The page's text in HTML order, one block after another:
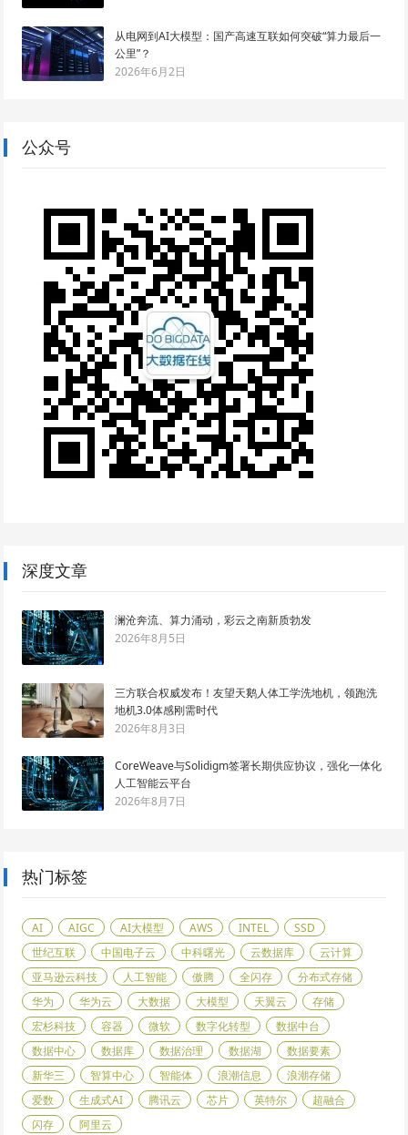
从电网到AI大模型：国产高速互联如何突破“算力最后一
公里”？
2026年6月2日
公众号
深度文章
澜沧奔流、算力涌动，彩云之南新质勃发
2026年8月5日
三方联合权威发布！友望天鹅人体工学洗地机，领跑洗
地机3.0体感刚需时代
2026年8月3日
CoreWeave与Solidigm签署长期供应协议，强化一体化
人工智能云平台
2026年8月7日
热门标签
AI AIGC AI大模型 AWS INTEL
SSD
世纪互联
中国电子云 中科曙光 云数据库
云计算
亚马逊云科技
人工智能 傲腾 全闪存
分布式存储
华为
华为云 大数据 大模型 天翼云
存储
宏杉科技
容器 微软 数字化转型
数据中台
数据中心
数据库 数据治理 数据湖
数据要素
新华三
智算中心 智能体 浪潮信息
浪潮存储
爱数
生成式AI 腾讯云 芯片 英特尔
超融合
闪存
阿里云